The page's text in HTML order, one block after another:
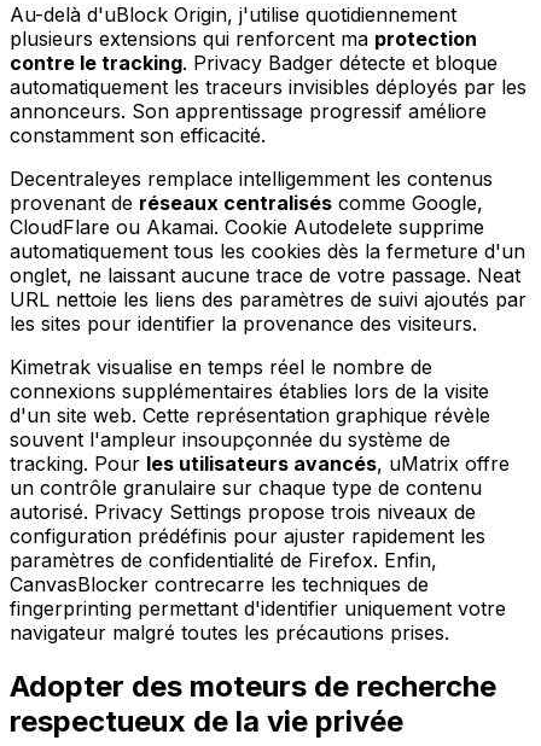
Au-delà d'uBlock Origin, j'utilise quotidiennement
plusieurs extensions qui renforcent ma protection
contre le tracking. Privacy Badger détecte et bloque
automatiquement les traceurs invisibles déployés par les
annonceurs. Son apprentissage progressif améliore
constamment son efficacité.
Decentraleyes remplace intelligemment les contenus
provenant de réseaux centralisés comme Google,
CloudFlare ou Akamai. Cookie Autodelete supprime
automatiquement tous les cookies dès la fermeture d'un
onglet, ne laissant aucune trace de votre passage. Neat
URL nettoie les liens des paramètres de suivi ajoutés par
les sites pour identifier la provenance des visiteurs.
Kimetrak visualise en temps réel le nombre de
connexions supplémentaires établies lors de la visite
d'un site web. Cette représentation graphique révèle
souvent l'ampleur insoupçonnée du système de
tracking. Pour les utilisateurs avancés, uMatrix offre
un contrôle granulaire sur chaque type de contenu
autorisé. Privacy Settings propose trois niveaux de
configuration prédéfinis pour ajuster rapidement les
paramètres de confidentialité de Firefox. Enfin,
CanvasBlocker contrecarre les techniques de
fingerprinting permettant d'identifier uniquement votre
navigateur malgré toutes les précautions prises.
Adopter des moteurs de recherche
respectueux de la vie privée